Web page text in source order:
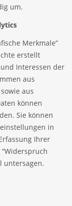
um.
Merkmale”
erstellt
Interessen der
aus
aus
können
Sie können
in
Ihrer
untersagen.